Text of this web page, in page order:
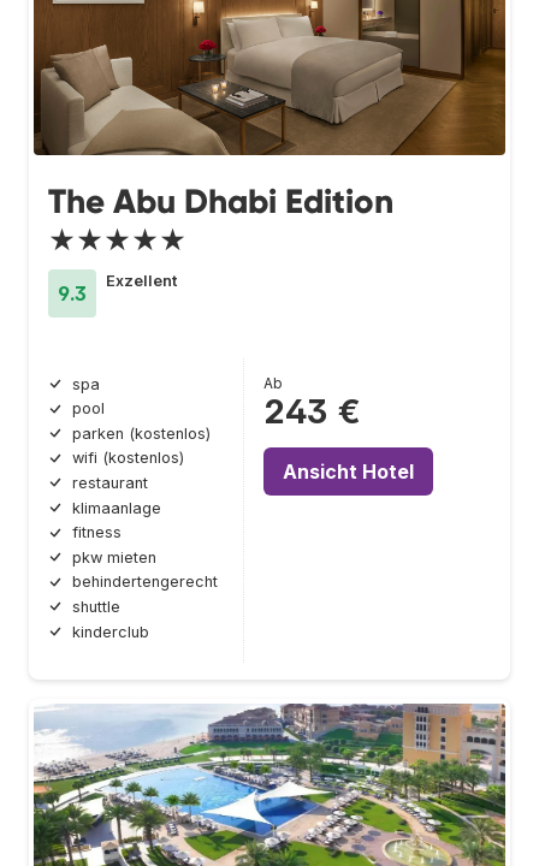
The Abu Dhabi Edition
★★★★★
9.3
Exzellent
spa
pool
parken (kostenlos)
wifi (kostenlos)
restaurant
klimaanlage
fitness
pkw mieten
behindertengerecht
shuttle
kinderclub
Ab
243 €
Ansicht Hotel